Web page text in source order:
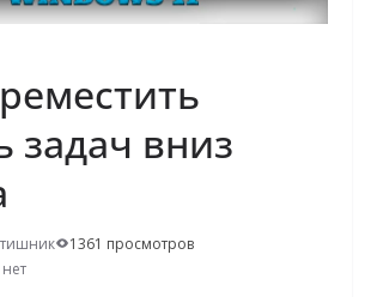
задач вниз
1361 просмотров